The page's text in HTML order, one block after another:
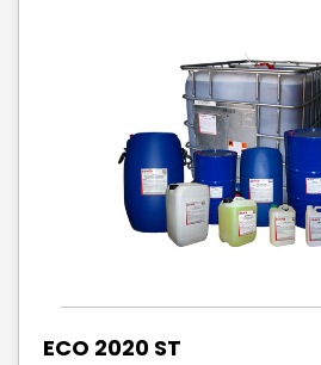
ECO 2020 ST